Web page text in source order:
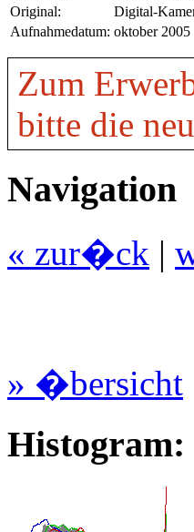
Original:
Digital-
Aufnahmedatum: oktober 2005
Zum
bitte die
Navigation
« zur�ck |
» �bersicht
Histogram: